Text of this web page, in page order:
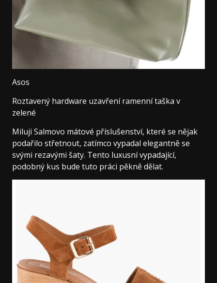
Asos
Roztavený hardware uzavření ramenní taška v
zelené
Miluji Salmovo mátové příslušenství, které se nějak
podařilo střetnout, zatímco vypadal elegantně se
svými rezavými šaty. Tento luxusní vypadající,
podobný kus bude tuto práci pěkně dělat.